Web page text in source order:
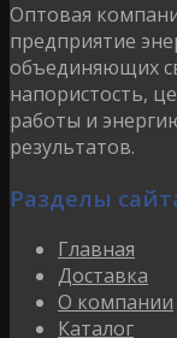
Оптовая
предприятие
объединяющих
напористость,
работы и
результатов.
Разделы
Главная
Доставка
О компании
Каталог